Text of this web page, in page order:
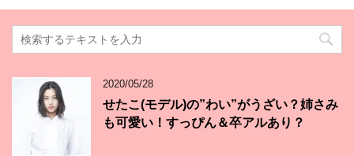
2020/05/28
せたこ(モデル)の”わい”がうざい？姉さみ
も可愛い！すっぴん＆卒アルあり？